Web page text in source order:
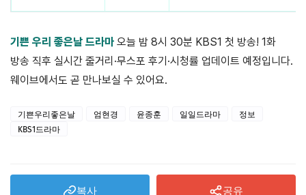
기쁜 우리 좋은날 드라마 오늘 밤 8시 30분 KBS1 첫 방송! 1화
방송 직후 실시간 줄거리·무스포 후기·시청률 업데이트 예정입니다.
웨이브에서도 곧 만나보실 수 있어요.
기쁜우리좋은날 엄현경 윤종훈 일일드라마
정보
KBS1드라마
복사 공유